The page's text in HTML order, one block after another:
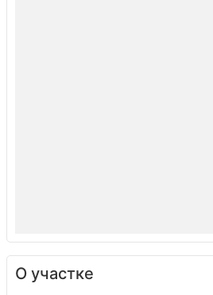
О участке